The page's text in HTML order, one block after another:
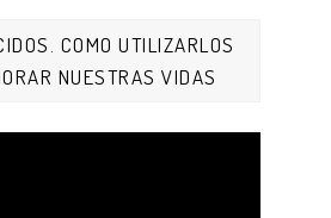
COMO UTILIZARLOS
NUESTRAS VIDAS